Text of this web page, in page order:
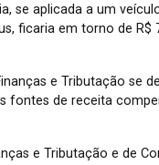
se aplicada a um
ficaria em torno de R$
e Tributação se
fontes de receita
e Tributação e de